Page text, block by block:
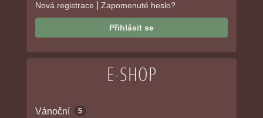
Nová registrace Zapomenuté heslo?
Přihlásit se
E-SHOP
Vánoční 5